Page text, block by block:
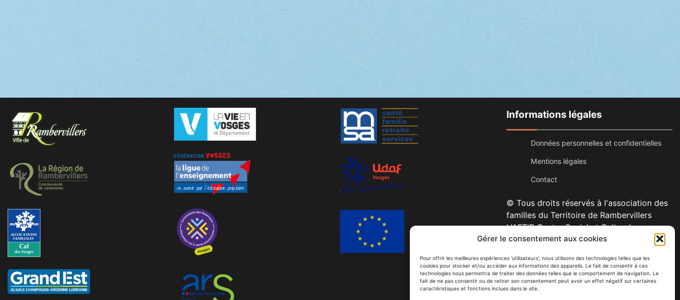
Gérer le consentement aux cookies
Pour offrir les meilleures expériences 'utilisateurs', nous utilisons des technologies telles que les
cookies pour stocker et/ou accéder aux informations des appareils. Le fait de consentir à ces
technologies nous permettra de traiter des données telles que le comportement de navigation. Le
fait de ne pas consentir ou de retirer son consentement peut avoir un effet négatif sur certaines
caractéristiques et fonctions inclues dans le site.
Informations légales
Données personnelles et confidentielles
Mentions légales
Contact
© Tous droits réservés à l'association des
familles du Territoire de Rambervillers
L'AFT'R Centre Social et Culturel
1 rue Jules Ferry
Tél : 03 29 65 06 74